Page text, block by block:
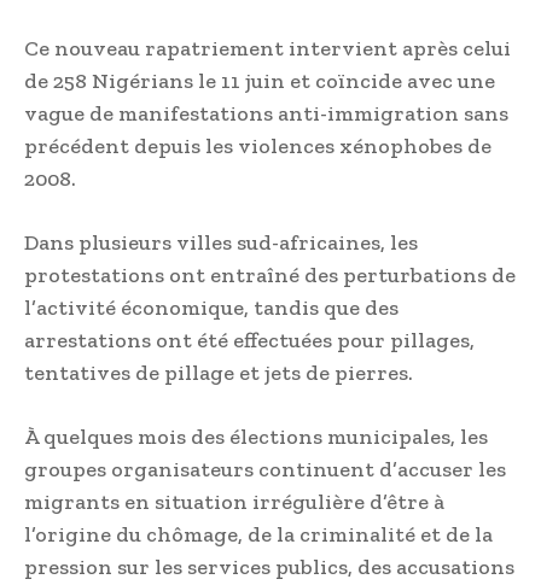
Ce nouveau rapatriement intervient après celui
de 258 Nigérians le 11 juin et coïncide avec une
vague de manifestations anti-immigration sans
précédent depuis les violences xénophobes de
2008.
Dans plusieurs villes sud-africaines, les
protestations ont entraîné des perturbations de
l’activité économique, tandis que des
arrestations ont été effectuées pour pillages,
tentatives de pillage et jets de pierres.
À quelques mois des élections municipales, les
groupes organisateurs continuent d’accuser les
migrants en situation irrégulière d’être à
l’origine du chômage, de la criminalité et de la
pression sur les services publics, des accusations